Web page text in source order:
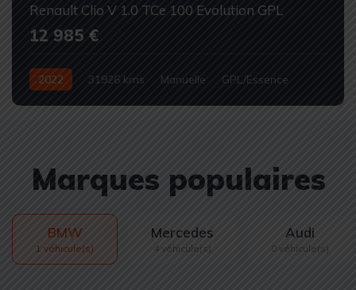
Renault Clio V 1.0 TCe 100 Evolution GPL
12 985 €
2022 31926 kms Manuelle
GPL/Essence
Marques populaires
BMW
1 véhicule(s)
Mercedes
4 véhicule(s)
Audi
0 véhicule(s)